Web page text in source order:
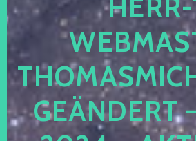
GEÄNDERT